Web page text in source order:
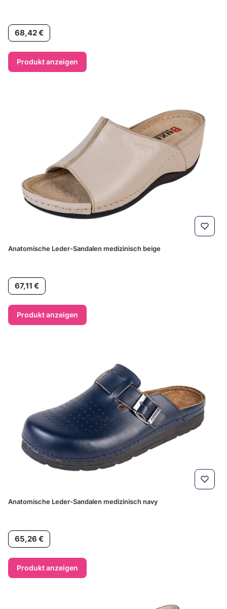
Preis
68,42 €
Produkt anzeigen
Anatomische Leder-Sandalen medizinisch beige
Preis
67,11 €
Produkt anzeigen
Anatomische Leder-Sandalen medizinisch navy
Preis
65,26 €
Produkt anzeigen